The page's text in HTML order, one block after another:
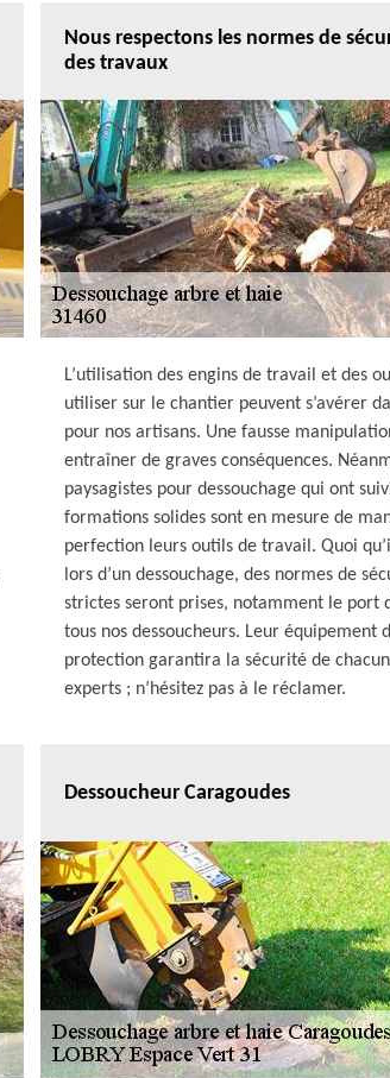
Nous respectons les normes de
des travaux
L’utilisation des engins de travail et des
utiliser sur le chantier peuvent s’avérer
pour nos artisans. Une fausse
entraîner de graves conséquences.
paysagistes pour dessouchage qui ont
formations solides sont en mesure de
perfection leurs outils de travail. Quoi
lors d’un dessouchage, des normes de
strictes seront prises, notamment le port
tous nos dessoucheurs. Leur équipement
protection garantira la sécurité de
experts ; n’hésitez pas à le réclamer.
Dessoucheur Caragoudes